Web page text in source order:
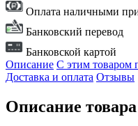
Оплата наличными
Банковский перевод
Банковской картой
Описание С этим товаром
Доставка и оплата Отзывы
Описание